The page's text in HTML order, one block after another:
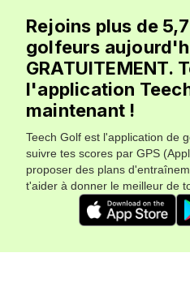
Rejoins plus de
golfeurs
GRATUITEMENT.
l'application
maintenant !
Teech Golf est l'application de
suivre tes scores par GPS
proposer des plans
t'aider à donner le meilleur de